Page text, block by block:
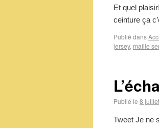
Et quel
ceinture ça
Publié dans
jersey, maille
Publié le 8
Tweet Je ne